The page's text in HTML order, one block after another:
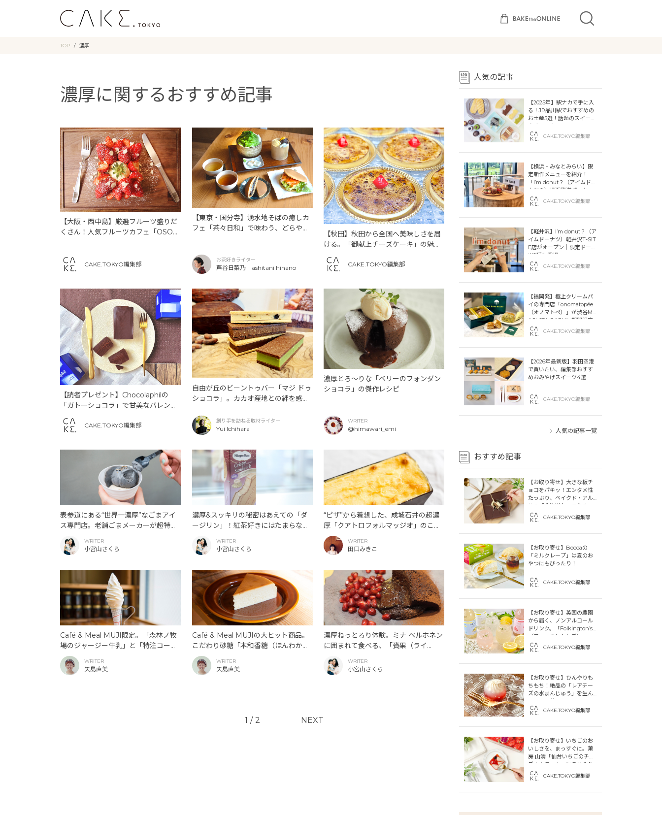
TOP 濃厚
濃厚に関するおすすめ記事
【大阪・西中島】厳選フルーツ盛りだ
くさん！人気フルーツカフェ「OSOR
CAKE.TOKYO編集部
【東京・国分寺】湧水地そばの癒しカ
フェ「茶々日和」で味わう、どらやき
お茶好きライター
芦谷日菜乃 ashitani hinano
【秋田】秋田から全国へ美味しさを届
ける。「御献上チーズケーキ」の魅力
CAKE.TOKYO編集部
【読者プレゼント】Chocolaphilの
「ガトーショコラ」で甘美なバレンタ
CAKE.TOKYO編集部
自由が丘のビーントゥバー「マジ ドゥ
ショコラ」。カカオ産地との絆を感じ
創り手を訪ねる取材ライター
Yui Ichihara
濃厚とろ～りな「ベリーのフォンダン
ショコラ」の傑作レシピ
WRITER
@himawari_emi
表参道にある“世界一濃厚”なごまアイ
ス専門店。老舗ごまメーカーが超特濃
で。
WRITER
小宮山さくら
濃厚&スッキリの秘密はあえての「ダ
ージリン」！紅茶好きにはたまらな
ド「ロイヤルミルクティー」が期間限
定発売中。
WRITER
小宮山さくら
“ピザ”から着想した、成城石井の超濃
厚「クアトロフォルマッジオ」のこだ
わり。
WRITER
田口みきこ
Café & Meal MUJI限定。「森林ノ牧
場のジャージー牛乳」と「特注コー
ン」を使用した、夏はさっぱり&冬は
濃厚なソフトクリーム。
WRITER
矢島直美
Café & Meal MUJIの大ヒット商品。
こだわり砂糖「本和香糖（ほんわかと
う）」でつくった、やさしくて濃厚な
チーズケーキ。
WRITER
矢島直美
濃厚ねっとろり体験。ミナ ペルホネン
に囲まれて食べる、「賚果（ライ
WRITER
小宮山さくら
1 / 2 NEXT
人気の記事
【2025年】駅ナカで手に入
る！JR品川駅でおすすめの
お土産5選！話題のスイーツ
をチェック
CAKE.TOKYO編集部
【横浜・みなとみらい】限
定新作メニューを紹介！
「I’m donut？（アイムドー
ナツ？）横浜臨港パーク」
「dacō（ダコー）横浜臨港
パーク」横浜ティンバーワ
CAKE.TOKYO編集部
【軽井沢】I’m donut？（ア
イムドーナツ）軽井沢T-SIT
E店がオープン｜限定ドーナ
ツ2種も登場
CAKE.TOKYO編集部
【福岡発】極上クリームパ
イの専門店「onomatopée
（オノマトペ）」が渋谷MIY
ASHITA PARKに期間限定
オープン！CAKE.TOKYO編集部
【2026年最新版】羽田空港
で買いたい、編集部おすす
めおみやげスイーツ4選
CAKE.TOKYO編集部
人気の記事一覧
おすすめ記事
【お取り寄せ】大きな板チ
ョコをパキッ！エンタメ性
たっぷり、ベイクド・アル
ルの「北海道わってらみ
す」
CAKE.TOKYO編集部
【お取り寄せ】Boccaの
「ミルクレープ」は夏のお
やつにもぴったり！
CAKE.TOKYO編集部
【お取り寄せ】英国の農園
から届く、ノンアルコール
ドリンク。「Folkington’s
（フォーキントンズ）」
CAKE.TOKYO編集部
【お取り寄せ】ひんやりも
ちもち！絶品の「レアチー
ズの水まんじゅう」を生ん
だ「中津菓子かねい」のス
トーリーCAKE.TOKYO編集部
【お取り寄せ】いちごのお
いしさを、まっすぐに。菓
房 山清「仙台いちごのチー
ズカタラーナ」にこめられ
た宮城への想い
CAKE.TOKYO編集部